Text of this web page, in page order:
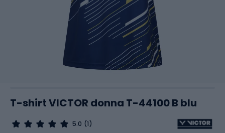
T-shirt VICTOR donna T-44100 B blu
5.0 (1)